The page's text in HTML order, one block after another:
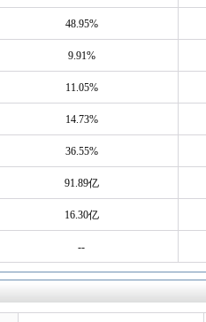
48.95%
9.91%
11.05%
14.73%
36.55%
91.89亿
16.30亿
--